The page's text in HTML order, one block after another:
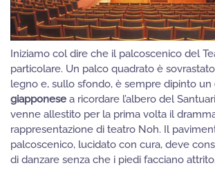
Iniziamo col dire che il palcoscenico del
particolare. Un palco quadrato è
legno e, sullo sfondo, è sempre dipinto un
giapponese a ricordare l’albero del
venne allestito per la prima volta il
rappresentazione di teatro Noh. Il
palcoscenico, lucidato con cura, deve
di danzare senza che i piedi facciano attrito.